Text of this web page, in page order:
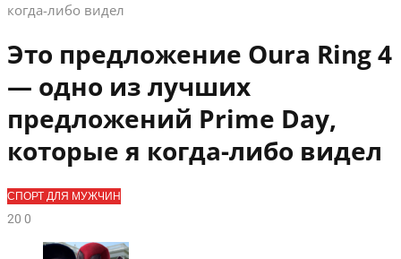
когда-либо видел
Это предложение Oura Ring 4
— одно из лучших
предложений Prime Day,
которые я когда-либо видел
СПОРТ ДЛЯ МУЖЧИН
200